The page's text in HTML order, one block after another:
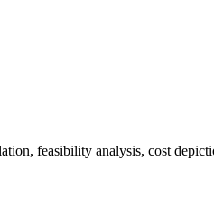
feasibility analysis, cost